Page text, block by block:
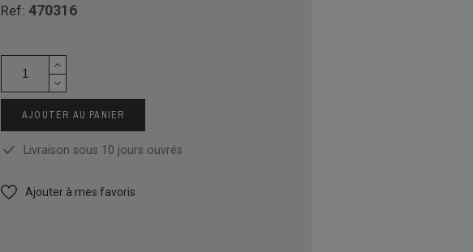
Ref: 470316
AJOUTER AU PANIER
Livraison sous 10 jours ouvrés
Ajouter à mes favoris